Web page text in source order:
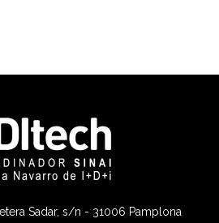
Sadar, s/n - 31006 Pamplona